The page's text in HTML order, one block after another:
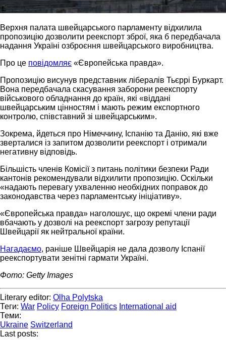
Верхня палата швейцарського парламенту відхилила
пропозицію дозволити реекспорт зброї, яка б передбачала
надання Україні озброєння швейцарського виробництва.
Про це повідомляє «Європейська правда».
Пропозицію висунув представник лібералів Тьєррі Буркарт.
Вона передбачала скасування заборони реекспорту
військового обладнання до країн, які «віддані
швейцарським цінностям і мають режим експортного
контролю, співставний зі швейцарським».
Зокрема, йдеться про Німеччину, Іспанію та Данію, які вже
зверталися із запитом дозволити реекспорт і отримали
негативну відповідь.
Більшість членів Комісії з питань політики безпеки Ради
кантонів рекомендували відхилити пропозицію. Оскільки
«надають перевагу ухваленню необхідних поправок до
законодавства через парламентську ініціативу».
«Європейська правда» наголошує, що окремі члени ради
вбачають у дозволі на реекспорт загрозу репутації
Швейцарії як нейтральної країни.
Нагадаємо, раніше Швейцарія не дала дозволу Іспанії
реекспортувати зенітні гармати Україні.
Фото: Getty Images
Literary editor: Olha Polytska
Теги: War Policy Foreign Politics International aid
Теми:
Ukraine Switzerland
Last posts: